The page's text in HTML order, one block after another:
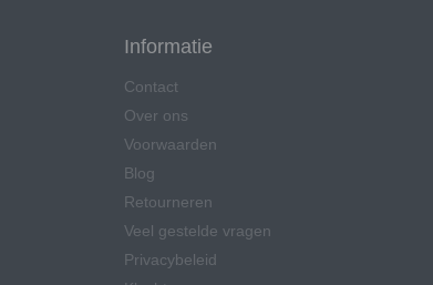
Informatie
Contact
Over ons
Voorwaarden
Blog
Retourneren
Veel gestelde vragen
Privacybeleid